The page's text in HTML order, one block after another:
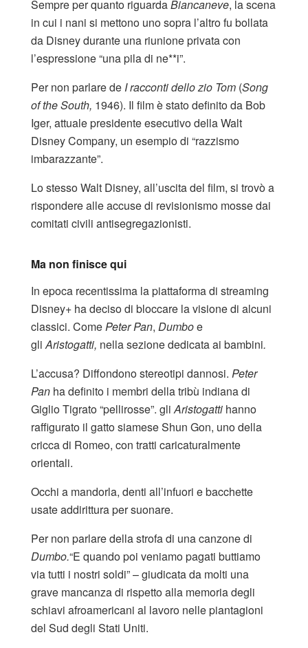
Sempre per quanto riguardaBiancaneve, la scena
in cui i nani si mettono uno sopra l’altro fu bollata
da Disney durante una riunione privata con
l’espressione “una pila di ne**i”.
Per non parlare de I racconti dello zio Tom (Song
of the South, 1946). Il film è stato definito da Bob
Iger, attuale presidente esecutivo della Walt
Disney Company, un esempio di “razzismo
imbarazzante”.
Lo stesso Walt Disney, all’uscita del film, si trovò a
rispondere alle accuse di revisionismo mosse dai
comitati civili antisegregazionisti.
Ma non finisce qui
In epoca recentissima la piattaforma di streaming
Disney+ ha deciso di bloccare la visione di alcuni
classici. ComePeter Pan, Dumboe
gliAristogatti, nella sezione dedicata ai bambini.
L’accusa? Diffondono stereotipi dannosi. Peter
Pan ha definito i membri della tribù indiana di
Giglio Tigrato “pellirosse”. gliAristogatti hanno
raffigurato il gatto siamese Shun Gon, uno della
cricca di Romeo, con tratti caricaturalmente
orientali.
Occhi a mandorla, denti all’infuori e bacchette
usate addirittura per suonare.
Per non parlare della strofa di una canzone di
Dumbo.“E quando poi veniamo pagati buttiamo
via tutti i nostri soldi” – giudicata da molti una
grave mancanza di rispetto alla memoria degli
schiavi afroamericani al lavoro nelle piantagioni
del Sud degli Stati Uniti.